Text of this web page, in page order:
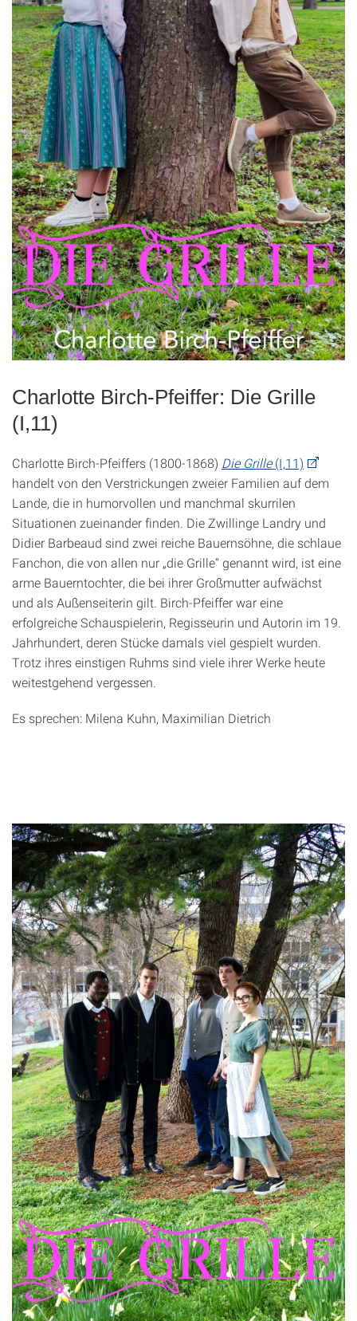
Charlotte Birch-Pfeiffer: Die Grille
(I,11)
Charlotte Birch-Pfeiffers (1800-1868) Die Grille(I,11)
handelt von den Verstrickungen zweier Familien auf dem
Lande, die in humorvollen und manchmal skurrilen
Situationen zueinander finden. Die Zwillinge Landry und
Didier Barbeaud sind zwei reiche Bauernsöhne, die schlaue
Fanchon, die von allen nur „die Grille“ genannt wird, ist eine
arme Bauerntochter, die bei ihrer Großmutter aufwächst
und als Außenseiterin gilt. Birch-Pfeiffer war eine
erfolgreiche Schauspielerin, Regisseurin und Autorin im 19.
Jahrhundert, deren Stücke damals viel gespielt wurden.
Trotz ihres einstigen Ruhms sind viele ihrer Werke heute
weitestgehend vergessen.
Es sprechen: Milena Kuhn, Maximilian Dietrich